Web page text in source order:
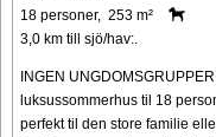
18 personer, 253 m²
3,0 km till sjö/hav:.
INGEN
luksussommerhus til 18
perfekt til den store familie